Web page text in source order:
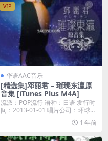
VIP
华语AAC音乐
[精选集]邓丽君 – 璀璨东瀛原
音集 [iTunes Plus M4A]
流派：POP流行 语种：日语 发行时
间：2013-01-01 唱片公司：环球唱
1 年前